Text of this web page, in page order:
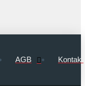
AGB Kontakt